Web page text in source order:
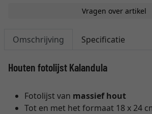
Vragen over artikel
Omschrijving Specificatie
Houten fotolijst Kalandula
Fotolijst van massief hout
Tot en met het formaat 18 x 24